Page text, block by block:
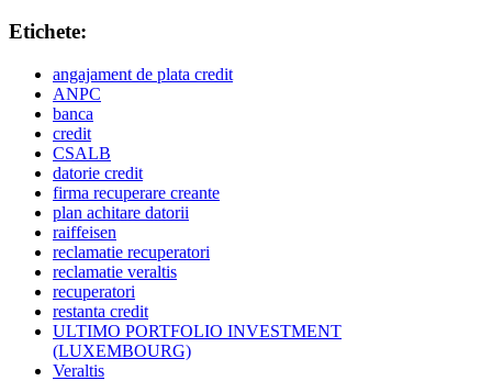
Etichete:
angajament de plata credit
ANPC
banca
credit
CSALB
datorie credit
firma recuperare creante
plan achitare datorii
raiffeisen
reclamatie recuperatori
reclamatie veraltis
recuperatori
restanta credit
ULTIMO PORTFOLIO INVESTMENT
(LUXEMBOURG)
Veraltis